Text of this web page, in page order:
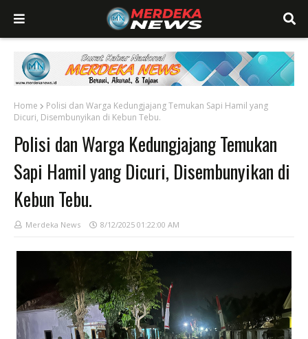
Home
Polisi dan Warga Kedungjajang Temukan Sapi Hamil yang
Dicuri, Disembunyikan di Kebun Tebu.
Polisi dan Warga Kedungjajang Temukan
Sapi Hamil yang Dicuri, Disembunyikan di
Kebun Tebu.
Merdeka News 8/12/2025 01:22:00 AM